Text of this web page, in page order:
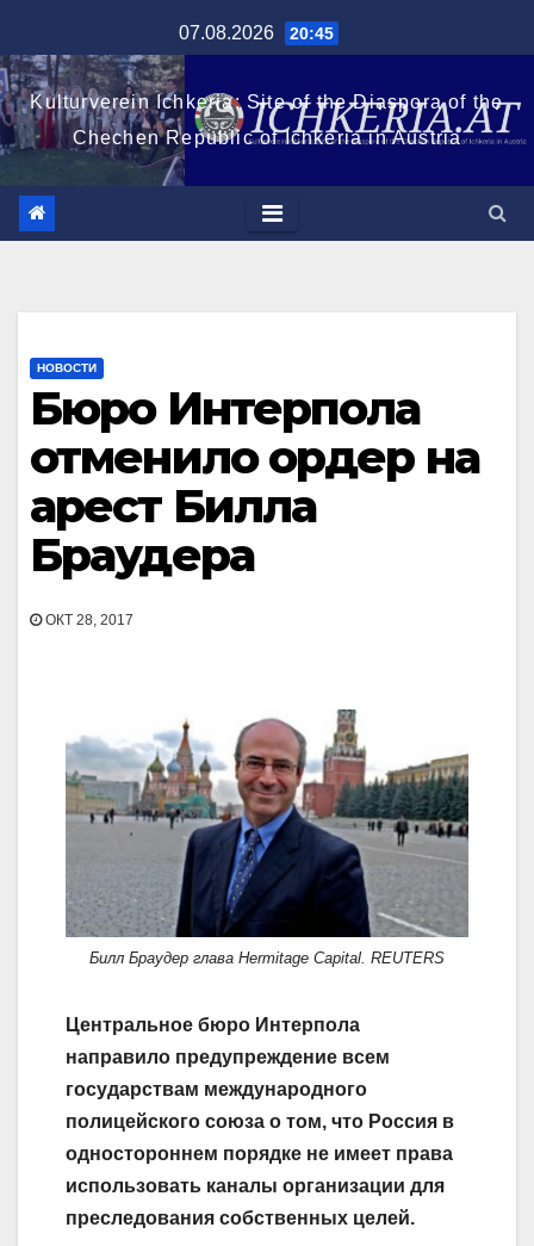
к
содержимому
07.08.2026 20:45
Kulturverein Ichkeria: Site of the Diaspora of the
Chechen Republic of Ichkeria in Austria
НОВОСТИ
Бюро Интерпола
отменило ордер на
арест Билла
Браудера
ОКТ 28, 2017
Билл Браудер глава Hermitage Capital. REUTERS
Центральное бюро Интерпола
направило предупреждение всем
государствам международного
полицейского союза о том, что Россия в
одностороннем порядке не имеет права
использовать каналы организации для
преследования собственных целей.